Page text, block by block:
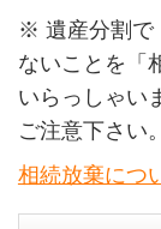
※ 遺産分割で
ないことを「
いらっしゃい
ご注意下さい。
相続放棄につ